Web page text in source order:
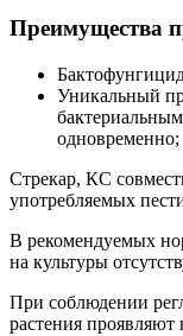
Преимущества
Уникальный
одновременно;
Стрекар, КС
употребляемых
В рекомендуемых
на культуры
При соблюдении
растения проявляют